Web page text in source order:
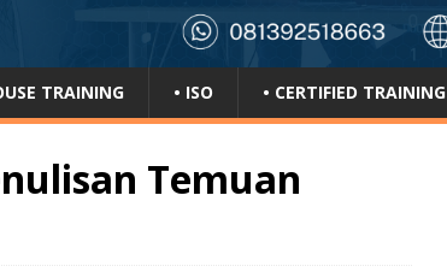
TRAINING • ISO • CERTIFIED TRAINING
Temuan